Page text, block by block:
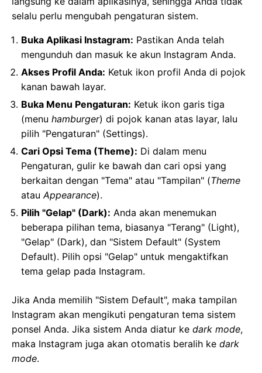
selalu perlu mengubah pengaturan sistem.
Buka Aplikasi Instagram: Pastikan Anda telah
mengunduh dan masuk ke akun Instagram Anda.
Akses Profil Anda: Ketuk ikon profil Anda di pojok
kanan bawah layar.
Buka Menu Pengaturan: Ketuk ikon garis tiga
(menu hamburger) di pojok kanan atas layar, lalu
pilih "Pengaturan" (Settings).
Cari Opsi Tema (Theme): Di dalam menu
Pengaturan, gulir ke bawah dan cari opsi yang
berkaitan dengan "Tema" atau "Tampilan" (Theme
atauAppearance).
Pilih "Gelap" (Dark): Anda akan menemukan
beberapa pilihan tema, biasanya "Terang" (Light),
"Gelap" (Dark), dan "Sistem Default" (System
Default). Pilih opsi "Gelap" untuk mengaktifkan
tema gelap pada Instagram.
Jika Anda memilih "Sistem Default", maka tampilan
Instagram akan mengikuti pengaturan tema sistem
ponsel Anda. Jika sistem Anda diatur ke dark mode,
maka Instagram juga akan otomatis beralih ke dark
mode.